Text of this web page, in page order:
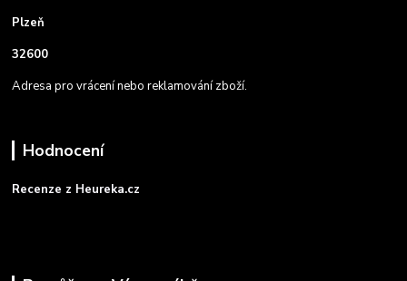
Plzeň
32600
Adresa pro vrácení nebo reklamování zboží.
Hodnocení
Recenze z Heureka.cz